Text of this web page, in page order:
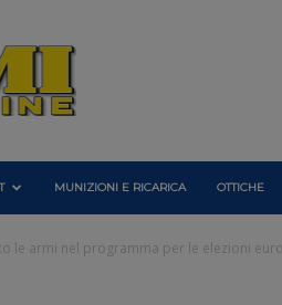
MUNIZIONI E RICARICA OTTICHE
le armi nel programma per le elezioni